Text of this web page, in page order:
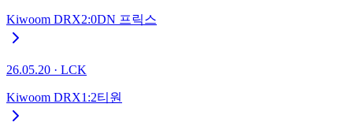
Kiwoom DRX2:0DN 프릭스
26.05.20 · LCK
Kiwoom DRX1 :2티원